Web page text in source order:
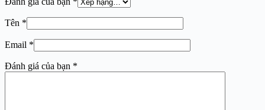
Tên *
Email *
Đánh giá của bạn *